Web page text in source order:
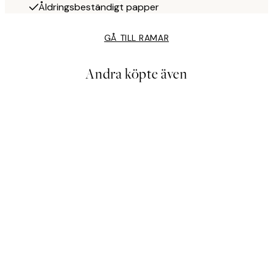
Åldringsbeständigt papper
GÅ TILL RAMAR
Andra köpte även